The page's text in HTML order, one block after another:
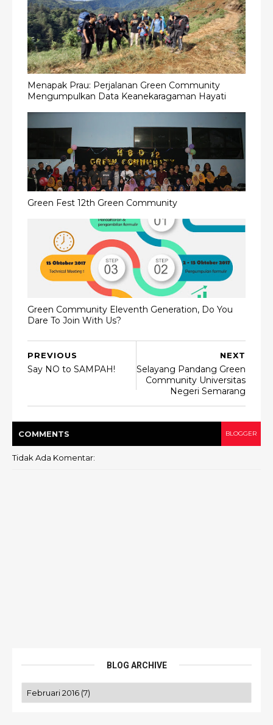
Menapak Prau: Perjalanan Green Community
Mengumpulkan Data Keanekaragaman Hayati
Green Fest 12th Green Community
Green Community Eleventh Generation, Do You
Dare To Join With Us?
NEXT
Selayang Pandang Green
Community Universitas
Negeri Semarang
PREVIOUS
Say NO to SAMPAH!
COMMENTS BLOGGER
Tidak Ada Komentar:
BLOG ARCHIVE